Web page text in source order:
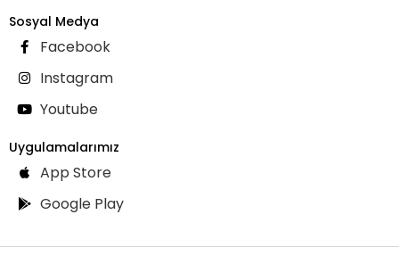
Sosyal Medya
Facebook
Instagram
Youtube
Uygulamalarımız
App Store
Google Play